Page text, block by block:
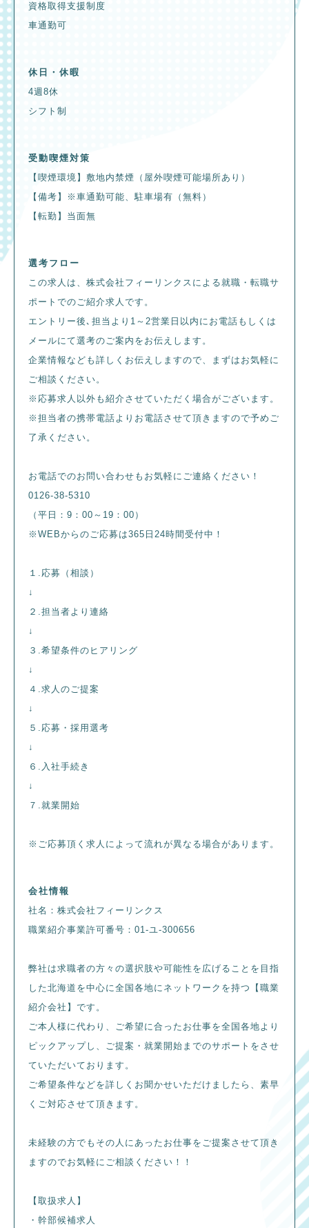
資格取得支援制度
車通勤可
休日・休暇
4週8休
シフト制
受動喫煙対策
【喫煙環境】敷地内禁煙（屋外喫煙可能場所あり）
【備考】※車通勤可能、駐車場有（無料）
【転勤】当面無
選考フロー
この求人は、株式会社フィーリンクスによる就職・転職サ
ポートでのご紹介求人です。
エントリー後､担当より1～2営業日以内にお電話もしくは
メールにて選考のご案内をお伝えします。
企業情報なども詳しくお伝えしますので、まずはお気軽に
ご相談ください。
※応募求人以外も紹介させていただく場合がございます。
※担当者の携帯電話よりお電話させて頂きますので予めご
了承ください。
お電話でのお問い合わせもお気軽にご連絡ください！
0126-38-5310
（平日：9：00～19：00）
※WEBからのご応募は365日24時間受付中！
１.応募（相談）
↓
２.担当者より連絡
↓
３.希望条件のヒアリング
↓
４.求人のご提案
↓
５.応募・採用選考
↓
６.入社手続き
↓
７.就業開始
※ご応募頂く求人によって流れが異なる場合があります。
会社情報
社名：株式会社フィーリンクス
職業紹介事業許可番号：01-ユ-300656
弊社は求職者の方々の選択肢や可能性を広げることを目指
した北海道を中心に全国各地にネットワークを持つ【職業
紹介会社】です。
ご本人様に代わり、ご希望に合ったお仕事を全国各地より
ピックアップし、ご提案・就業開始までのサポートをさせ
ていただいております。
ご希望条件などを詳しくお聞かせいただけましたら、素早
くご対応させて頂きます。
未経験の方でもその人にあったお仕事をご提案させて頂き
ますのでお気軽にご相談ください！！
【取扱求人】
・幹部候補求人